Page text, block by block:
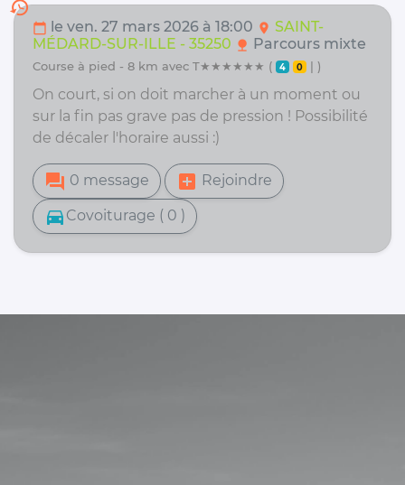
history
calendar_today le ven. 27 mars 2026 à 18:00 location_on SAINT-
MÉDARD-SUR-ILLE - 35250 nature Parcours mixte
course à pied - 8 km avec T★★★★★★ ( 4 0 | )
On court, si on doit marcher à un moment ou
sur la fin pas grave pas de pression ! Possibilité
de décaler l'horaire aussi :)
forum 0 message add_box Rejoindre
directions_car Covoiturage ( 0 )